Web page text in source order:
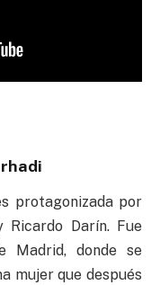
protagonizada por
Ricardo Darín. Fue
Madrid, donde se
mujer que después